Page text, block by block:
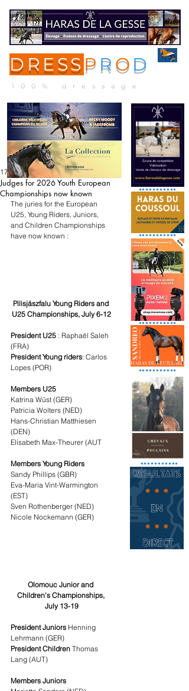
DRESS P R O D
100% dressage
Judges for 2026 Youth European
Championships now known
17 févr.
The juries for the European
U25, Young Riders, Juniors,
and Children Championships
have now known :
Pilisjászfalu Young Riders and
U25 Championships, July 6-12
President U25 : Raphaël Saleh
(FRA)
President Young riders: Carlos
Lopes (POR)
Members U25
Katrina Wüst (GER)
Patricia Wolters (NED)
Hans-Christian Matthiesen
(DEN)
Elisabeth Max-Theurer (AUT
Members Young Riders
Sandy Phillips (GBR)
Eva-Maria Vint-Warmington
(EST)
Sven Rothenberger (NED)
Nicole Nockemann (GER)
Olomouc Junior and
Children's Championships,
July 13-19
President Juniors Henning
Lehrmann (GER)
President Children Thomas
Lang (AUT)
Members Juniors